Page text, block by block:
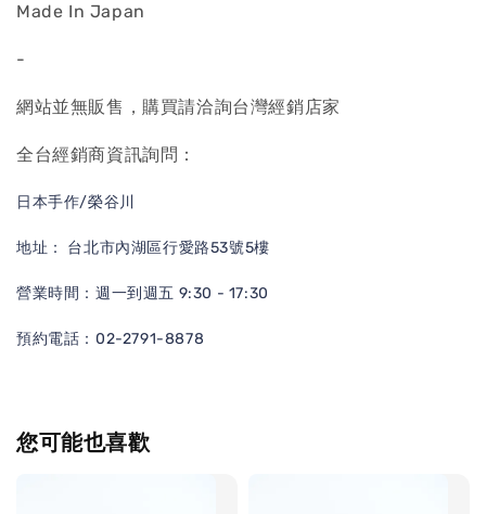
Made In Japan
-
網站並無販售，購買請洽詢台灣經銷店家
全台經銷商資訊詢問：
日本手作/榮谷川
地址： 台北市內湖區行愛路53號5樓
營業時間：週一到週五 9:30 - 17:30
預約電話：02-2791-8878
您可能也喜歡